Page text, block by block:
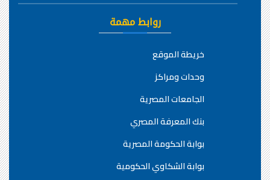
روابط مهمة
خريطة الموقع
وحدات ومراكز
الجامعات المصرية
بنك المعرفة المصري
بوابة الحكومة المصرية
بوابة الشكاوي الحكومية